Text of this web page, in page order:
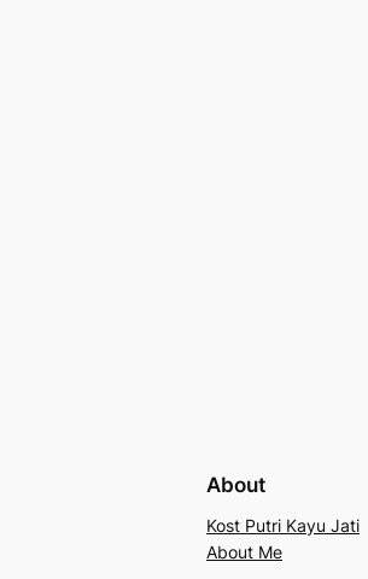
About
Kost Putri Kayu Jati
About Me